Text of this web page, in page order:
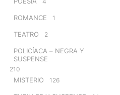
ROMANCE 1
TEATRO 2
POLICÍACA – NEGRA Y
SUSPENSE
210
MISTERIO 126